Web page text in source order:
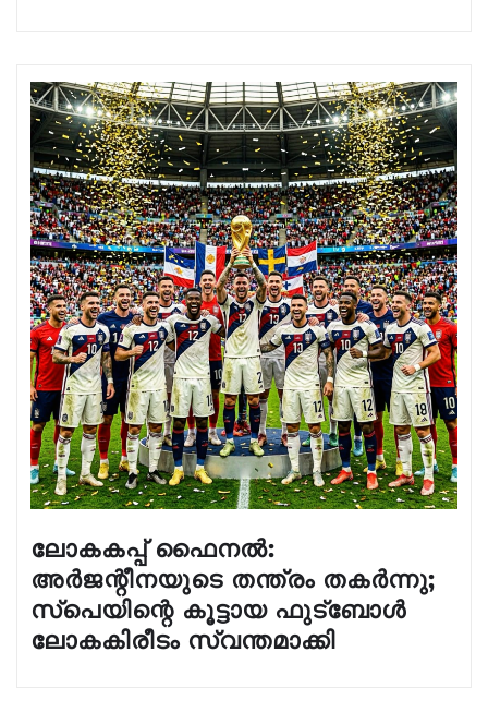
ലോകകപ്പ് ഫൈനൽ:
അർജന്റീനയുടെ തന്ത്രം തകർന്നു;
സ്പെയിന്റെ കൂട്ടായ ഫുട്ബോൾ
ലോകകിരീടം സ്വന്തമാക്കി